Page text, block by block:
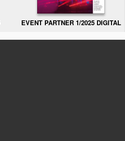
EVENT PARTNER 1/2025 DIGITAL